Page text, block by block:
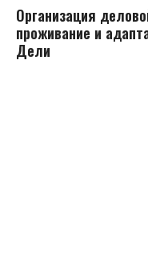
Организация
проживание и
Дели